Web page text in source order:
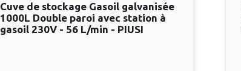
Cuve de stockage Gasoil galvanisée
1000L Double paroi avec station à
gasoil 230V - 56 L/min - PIUSI